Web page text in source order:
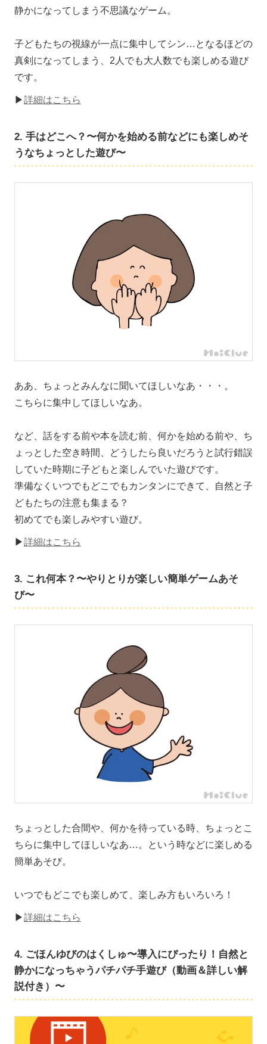
静かになってしまう不思議なゲーム。
子どもたちの視線が一点に集中してシン…となるほどの
真剣になってしまう、2人でも大人数でも楽しめる遊び
です。
▶詳細はこちら
2. 手はどこへ？〜何かを始める前などにも楽しめそ
うなちょっとした遊び〜
ああ、ちょっとみんなに聞いてほしいなあ・・・。
こちらに集中してほしいなあ。
など、話をする前や本を読む前、何かを始める前や、ち
ょっとした空き時間、どうしたら良いだろうと試行錯誤
していた時期に子どもと楽しんでいた遊びです。
準備なくいつでもどこでもカンタンにできて、自然と子
どもたちの注意も集まる？
初めてでも楽しみやすい遊び。
▶詳細はこちら
3. これ何本？〜やりとりが楽しい簡単ゲームあそ
び〜
ちょっとした合間や、何かを待っている時、ちょっとこ
ちらに集中してほしいなあ…。という時などに楽しめる
簡単あそび。
いつでもどこでも楽しめて、楽しみ方もいろいろ！
▶詳細はこちら
4. ごほんゆびのはくしゅ〜導入にぴったり！自然と
静かになっちゃうパチパチ手遊び（動画＆詳しい解
説付き）〜